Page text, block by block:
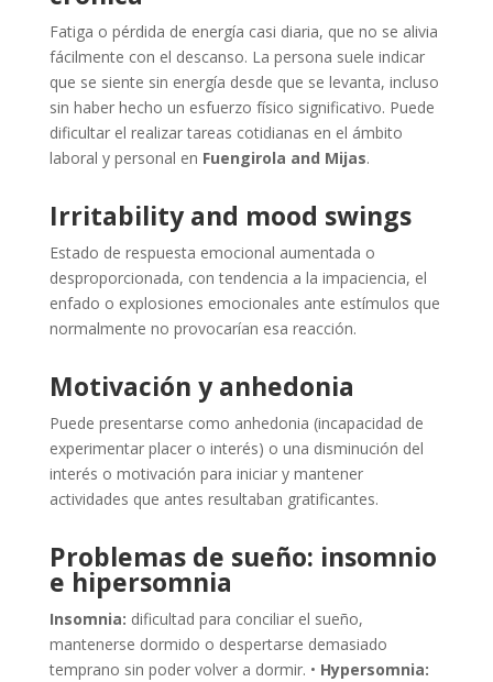
Fatiga o pérdida de energía casi diaria, que no se alivia
fácilmente con el descanso. La persona suele indicar
que se siente sin energía desde que se levanta, incluso
sin haber hecho un esfuerzo físico significativo. Puede
dificultar el realizar tareas cotidianas en el ámbito
laboral y personal en Fuengirola and Mijas.
Irritability and mood swings
Estado de respuesta emocional aumentada o
desproporcionada, con tendencia a la impaciencia, el
enfado o explosiones emocionales ante estímulos que
normalmente no provocarían esa reacción.
Motivación y anhedonia
Puede presentarse como anhedonia (incapacidad de
experimentar placer o interés) o una disminución del
interés o motivación para iniciar y mantener
actividades que antes resultaban gratificantes.
Problemas de sueño: insomnio
e hipersomnia
Insomnia: dificultad para conciliar el sueño,
mantenerse dormido o despertarse demasiado
temprano sin poder volver a dormir. • Hypersomnia: